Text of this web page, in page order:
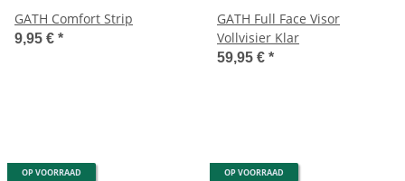
GATH Comfort Strip
9,95 € *
GATH Full Face Visor
Vollvisier Klar
59,95 € *
OP VOORRAAD OP VOORRAAD